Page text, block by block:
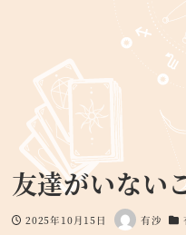
友達がいない
投稿日
2025年10月15日
著
有沙
カ